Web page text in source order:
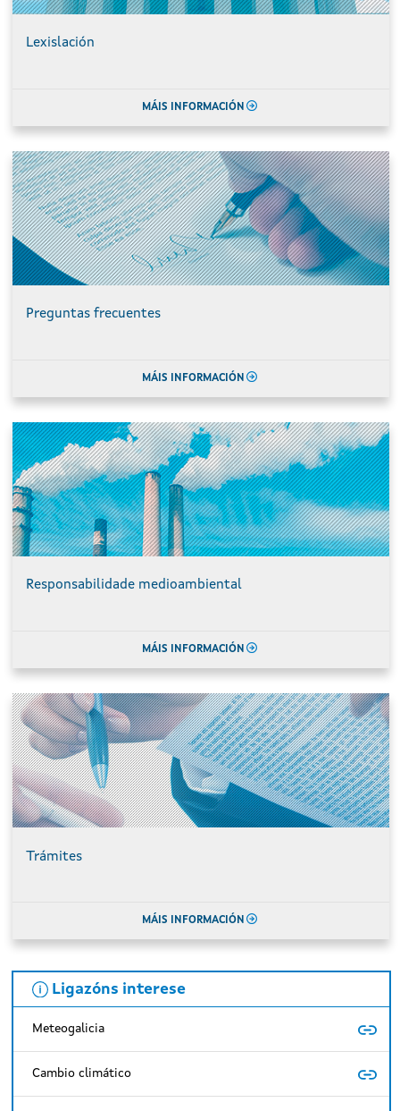
Lexislación
MÁIS INFORMACIÓN
Preguntas frecuentes
MÁIS INFORMACIÓN
Responsabilidade medioambiental
MÁIS INFORMACIÓN
Trámites
MÁIS INFORMACIÓN
Ligazóns interese
Meteogalicia
Cambio climático